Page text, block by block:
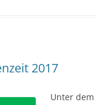
2017
Unter dem